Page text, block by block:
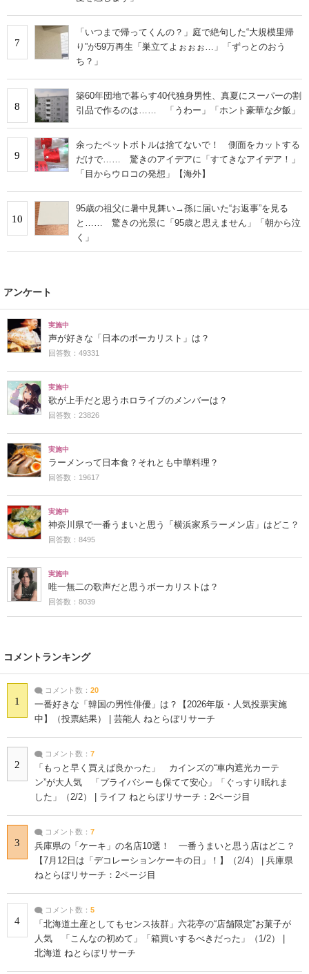
7
「いつまで帰ってくんの？」庭で絶句した“大規模里帰
り”が59万再生「巣立てよぉぉぉ…」「ずっとのおう
ち？」
8
築60年団地で暮らす40代独身男性、真夏にスーパーの割
引品で作るのは…… 「うわー」「ホント豪華な夕飯」
9
余ったペットボトルは捨てないで！ 側面をカットする
だけで…… 驚きのアイデアに「すてきなアイデア！」
「目からウロコの発想」【海外】
10
95歳の祖父に暑中見舞い→孫に届いた“お返事”を見る
と…… 驚きの光景に「95歳と思えません」「朝から泣
く」
アンケート
実施中
声が好きな「日本のボーカリスト」は？
回答数：49331
実施中
歌が上手だと思うホロライブのメンバーは？
回答数：23826
実施中
ラーメンって日本食？それとも中華料理？
回答数：19617
実施中
神奈川県で一番うまいと思う「横浜家系ラーメン店」はどこ？
回答数：8495
実施中
唯一無二の歌声だと思うボーカリストは？
回答数：8039
コメントランキング
1
コメント数： 20
一番好きな「韓国の男性俳優」は？【2026年版・人気投票実施
中】（投票結果） | 芸能人 ねとらぼリサーチ
2
コメント数： 7
「もっと早く買えば良かった」 カインズの“車内遮光カーテ
ン”が大人気 「プライバシーも保てて安心」「ぐっすり眠れま
した」（2/2） | ライフ ねとらぼリサーチ：2ページ目
3
コメント数： 7
兵庫県の「ケーキ」の名店10選！ 一番うまいと思う店はどこ？
【7月12日は「デコレーションケーキの日」！】（2/4） | 兵庫県
ねとらぼリサーチ：2ページ目
4
コメント数： 5
「北海道土産としてもセンス抜群」六花亭の“店舗限定”お菓子が
人気 「こんなの初めて」「箱買いするべきだった」（1/2） |
北海道 ねとらぼリサーチ